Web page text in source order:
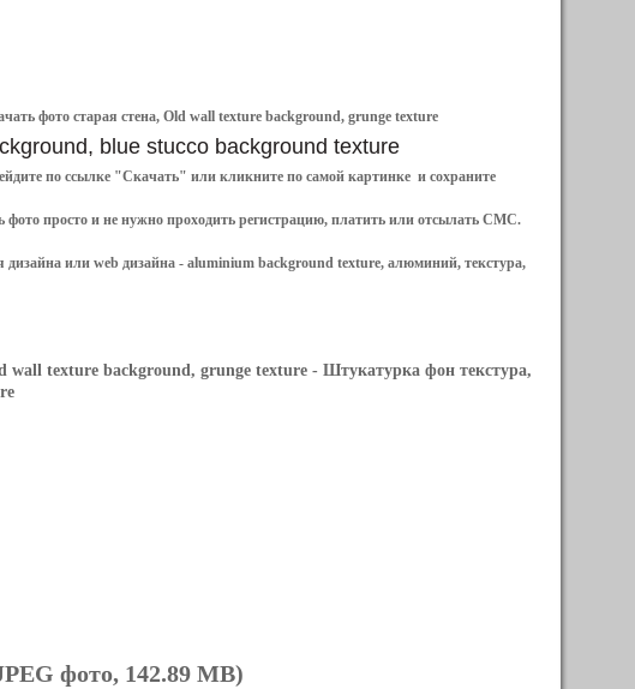
фото старая стена, Old wall texture background, grunge texture
blue stucco background texture
по ссылке "Скачать" или кликните по самой картинке и сохраните
фото просто и не нужно проходить регистрацию, платить или отсылать СМС.
или web дизайна - aluminium background texture, алюминий, текстура,
wall texture background, grunge texture - Штукатурка фон текстура,
фото, 142.89 MB)